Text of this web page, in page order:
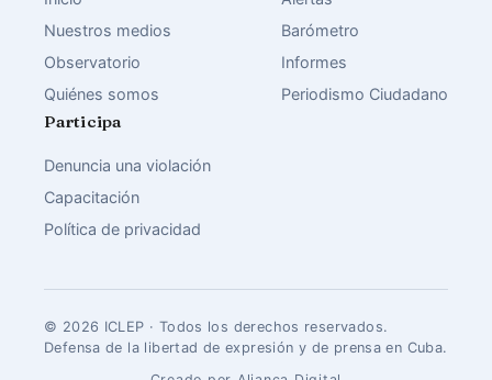
Nuestros medios
Observatorio
Quiénes somos
Barómetro
Informes
Periodismo Ciudadano
Participa
Denuncia una violación
Capacitación
Política de privacidad
© 2026 ICLEP · Todos los derechos reservados.
Defensa de la libertad de expresión y de prensa en Cuba.